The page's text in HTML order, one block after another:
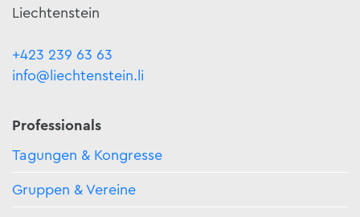
Liechtenstein
+423 239 63 63
info@liechtenstein.li
Professionals
Tagungen & Kongresse
Gruppen & Vereine